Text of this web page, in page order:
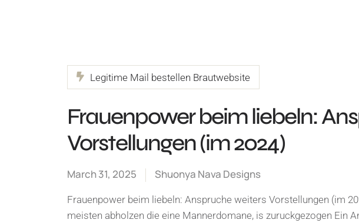
Legitime Mail bestellen Brautwebsite
Frauenpower beim liebeln:
Vorstellungen (im 2024)
March 31, 2025 Shuonya Nava Designs
Frauenpower beim liebeln: Anspruche weiters Vorstellungen (im
meisten abholzen die eine Mannerdomane, is zuruckgezogen Ein